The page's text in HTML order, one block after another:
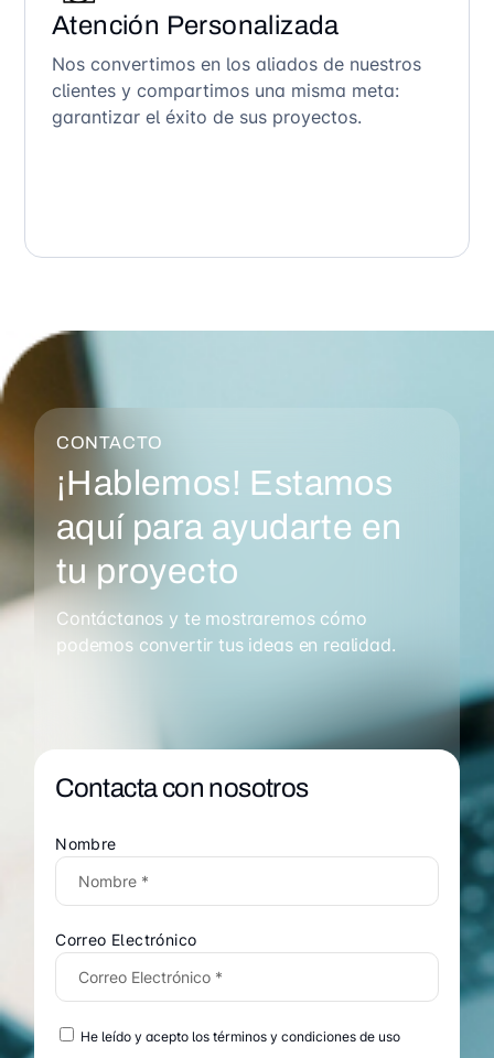
Atención Personalizada
Nos convertimos en los aliados de nuestros
clientes y compartimos una misma meta:
garantizar el éxito de sus proyectos.
CONTACTO
¡Hablemos! Estamos
aquí para ayudarte en
tu proyecto
Contáctanos y te mostraremos cómo
podemos convertir tus ideas en realidad.
Contacta con nosotros
Nombre
Correo Electrónico
He leído y acepto los términos y condiciones de uso